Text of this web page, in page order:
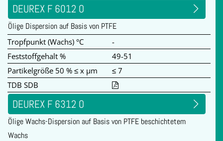
DEUREX F 6012 O
Ölige Dispersion auf Basis von PTFE
Tropfpunkt (Wachs) °C
-
Feststoffgehalt %
49-51
Partikelgröße 50 % ≤ x µm
≤ 7
TDB SDB
DEUREX F 6312 O
Ölige Wachs-Dispersion auf Basis von PTFE beschichtetem
Wachs